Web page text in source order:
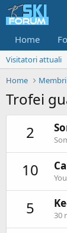
Home
Visitatori attuali
Home
Membri
Trofei
2
10
5 30